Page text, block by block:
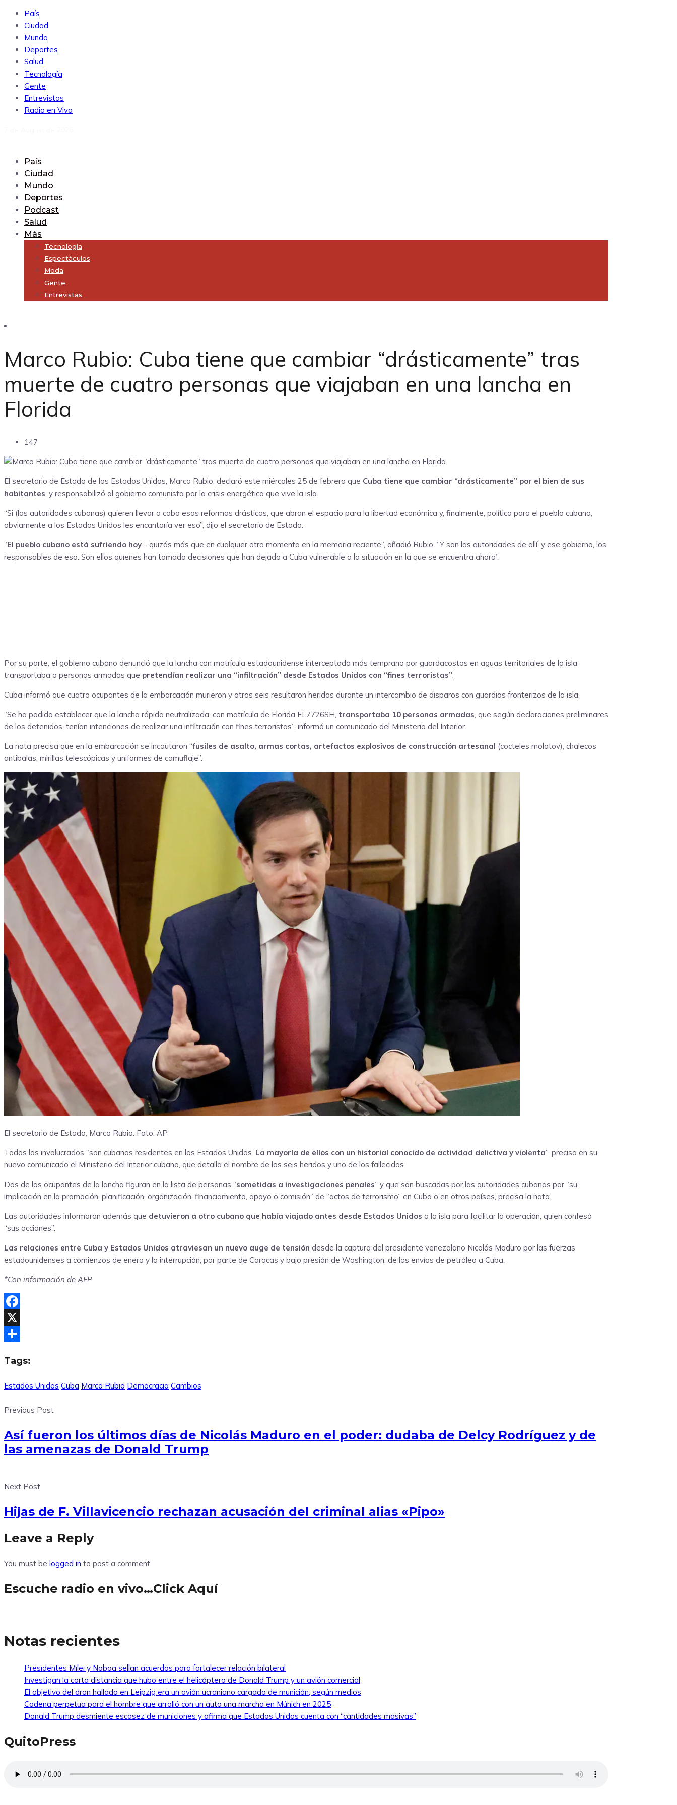
País
Ciudad
Mundo
Deportes
Salud
Tecnología
Gente
Entrevistas
Radio en Vivo
País
Ciudad
Mundo
Deportes
Podcast
Salud
Más
Tecnología
Espectáculos
Moda
Gente
Entrevistas
Marco Rubio: Cuba tiene que cambiar “drásticamente” tras
muerte de cuatro personas que viajaban en una lancha en
Florida
147
El secretario de Estado de los Estados Unidos, Marco Rubio, declaró este miércoles 25 de febrero que Cuba tiene que cambiar “drásticamente” por el bien de sus
habitantes, y responsabilizó al gobierno comunista por la crisis energética que vive la isla.
“Si (las autoridades cubanas) quieren llevar a cabo esas reformas drásticas, que abran el espacio para la libertad económica y, finalmente, política para el pueblo cubano,
obviamente a los Estados Unidos les encantaría ver eso”, dijo el secretario de Estado.
“El pueblo cubano está sufriendo hoy… quizás más que en cualquier otro momento en la memoria reciente”, añadió Rubio. “Y son las autoridades de allí, y ese gobierno, los
responsables de eso. Son ellos quienes han tomado decisiones que han dejado a Cuba vulnerable a la situación en la que se encuentra ahora”.
Por su parte, el gobierno cubano denunció que la lancha con matrícula estadounidense interceptada más temprano por guardacostas en aguas territoriales de la isla
transportaba a personas armadas que pretendían realizar una “infiltración” desde Estados Unidos con “fines terroristas”.
Cuba informó que cuatro ocupantes de la embarcación murieron y otros seis resultaron heridos durante un intercambio de disparos con guardias fronterizos de la isla.
“Se ha podido establecer que la lancha rápida neutralizada, con matrícula de Florida FL7726SH, transportaba 10 personas armadas, que según declaraciones preliminares
de los detenidos, tenían intenciones de realizar una infiltración con fines terroristas”, informó un comunicado del Ministerio del Interior.
La nota precisa que en la embarcación se incautaron “fusiles de asalto, armas cortas, artefactos explosivos de construcción artesanal (cocteles molotov), chalecos
antibalas, mirillas telescópicas y uniformes de camuflaje”.
El secretario de Estado, Marco Rubio. Foto: AP
Todos los involucrados “son cubanos residentes en los Estados Unidos. La mayoría de ellos con un historial conocido de actividad delictiva y violenta”, precisa en su
nuevo comunicado el Ministerio del Interior cubano, que detalla el nombre de los seis heridos y uno de los fallecidos.
Dos de los ocupantes de la lancha figuran en la lista de personas “sometidas a investigaciones penales” y que son buscadas por las autoridades cubanas por “su
implicación en la promoción, planificación, organización, financiamiento, apoyo o comisión” de “actos de terrorismo” en Cuba o en otros países, precisa la nota.
Las autoridades informaron además que detuvieron a otro cubano que había viajado antes desde Estados Unidos a la isla para facilitar la operación, quien confesó
“sus acciones”.
Las relaciones entre Cuba y Estados Unidos atraviesan un nuevo auge de tensión desde la captura del presidente venezolano Nicolás Maduro por las fuerzas
estadounidenses a comienzos de enero y la interrupción, por parte de Caracas y bajo presión de Washington, de los envíos de petróleo a Cuba.
*Con información de AFP
Facebook
X
Tags:
Estados Unidos Cuba Marco Rubio Democracia Cambios
Previous Post
Así fueron los últimos días de Nicolás Maduro en el poder: dudaba de Delcy Rodríguez y de
las amenazas de Donald Trump
Next Post
Hijas de F. Villavicencio rechazan acusación del criminal alias «Pipo»
Leave a Reply
You must be logged in to post a comment.
Escuche radio en vivo…Click Aquí
Notas recientes
Presidentes Milei y Noboa sellan acuerdos para fortalecer relación bilateral
Investigan la corta distancia que hubo entre el helicóptero de Donald Trump y un avión comercial
El objetivo del dron hallado en Leipzig era un avión ucraniano cargado de munición, según medios
Cadena perpetua para el hombre que arrolló con un auto una marcha en Múnich en 2025
Donald Trump desmiente escasez de municiones y afirma que Estados Unidos cuenta con “cantidades masivas”
QuitoPress